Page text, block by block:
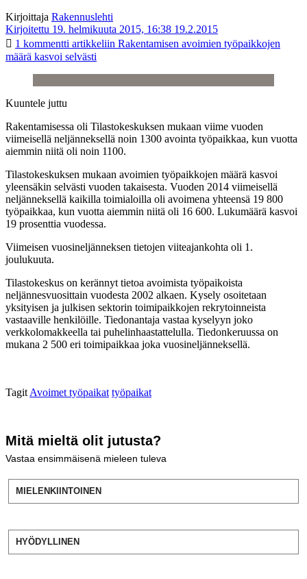
Kirjoittaja Rakennuslehti
Kirjoitettu 19. helmikuuta 2015, 16:38 19.2.2015
1 kommentti artikkeliin Rakentamisen avoimien työpaikkojen
määrä kasvoi selvästi
Kuuntele juttu
Rakentamisessa oli Tilastokeskuksen mukaan viime vuoden
viimeisellä neljänneksellä noin 1300 avointa työpaikkaa, kun vuotta
aiemmin niitä oli noin 1100.
Tilastokeskuksen mukaan avoimien työpaikkojen määrä kasvoi
yleensäkin selvästi vuoden takaisesta. Vuoden 2014 viimeisellä
neljänneksellä kaikilla toimialoilla oli avoimena yhteensä 19 800
työpaikkaa, kun vuotta aiemmin niitä oli 16 600. Lukumäärä kasvoi
19 prosenttia vuodessa.
Viimeisen vuosineljänneksen tietojen viiteajankohta oli 1.
joulukuuta.
Tilastokeskus on kerännyt tietoa avoimista työpaikoista
neljännesvuosittain vuodesta 2002 alkaen. Kysely osoitetaan
yksityisen ja julkisen sektorin toimipaikkojen rekrytoinneista
vastaaville henkilöille. Tiedonantaja vastaa kyselyyn joko
verkkolomakkeella tai puhelinhaastattelulla. Tiedonkeruussa on
mukana 2 500 eri toimipaikkaa joka vuosineljänneksellä.
Tagit Avoimet työpaikat työpaikat
Mitä mieltä olit jutusta?
Vastaa ensimmäisenä mieleen tuleva
MIELENKIINTOINEN
HYÖDYLLINEN